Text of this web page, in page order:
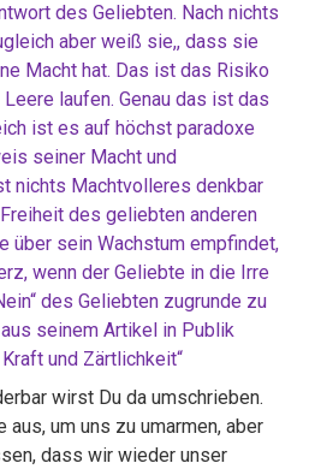
des Geliebten. Nach nichts
aber weiß sie,, dass sie
Macht hat. Das ist das Risiko
laufen. Genau das ist das
ist es auf höchst paradoxe
seiner Macht und
nichts Machtvolleres denkbar
des geliebten anderen
über sein Wachstum empfindet,
wenn der Geliebte in die Irre
des Geliebten zugrunde zu
seinem Artikel in Publik
und Zärtlichkeit“
wirst Du da umschrieben.
aus, um uns zu umarmen, aber
dass wir wieder unser